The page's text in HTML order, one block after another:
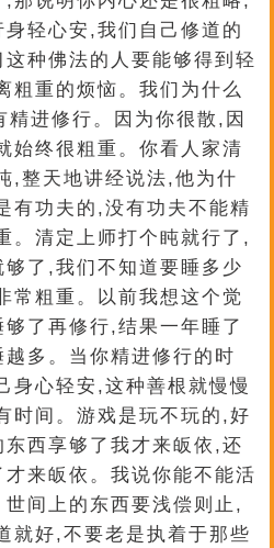
轻心安,我们自己修道的
种佛法的人要能够得到轻
粗重的烦恼。我们为什么
进修行。因为你很散,因
始终很粗重。你看人家清
,整天地讲经说法,他为什
有功夫的,没有功夫不能精
。清定上师打个盹就行了,
了,我们不知道要睡多少
常粗重。以前我想这个觉
了再修行,结果一年睡了
多。当你精进修行的时
身心轻安,这种善根就慢慢
时间。游戏是玩不玩的,好
西享够了我才来皈依,还
来皈依。我说你能不能活
间上的东西要浅偿则止,
就好,不要老是执着于那些